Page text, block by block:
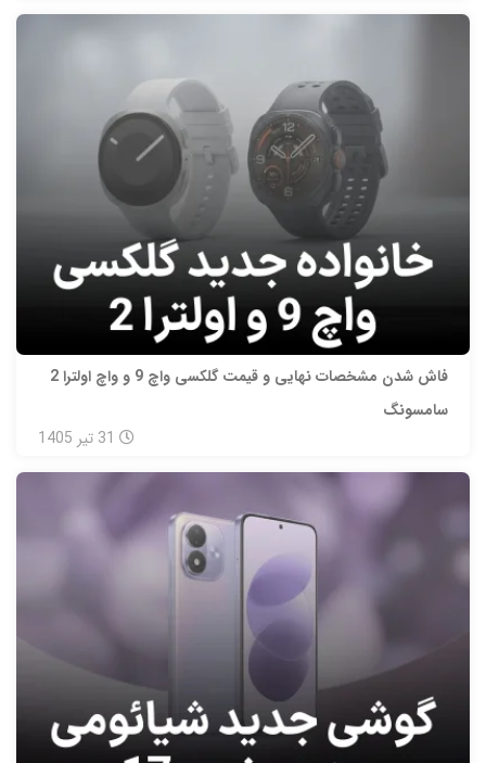
فاش شدن مشخصات نهایی و قیمت گلکسی واچ 9 و واچ اولترا 2
سامسونگ
31 تیر 1405